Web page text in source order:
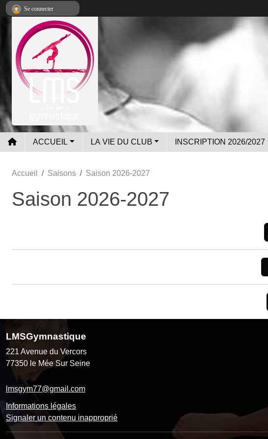
ACCUEIL LA VIE DU CLUB INSCRIPTION 2026/2027
Accueil Saisons Saison 2026-2027
Saison 2026-2027
LMSGymnastique
221 Avenue du Vercors
77350 le Mée Sur Seine
lmsgym77@gmail.com
Informations légales
Signaler un contenu inapproprié
Se connecter
Panneau de gestion des cookies